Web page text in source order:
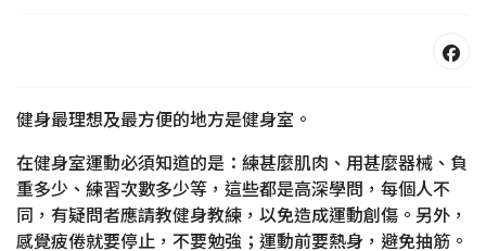
星期一及星期四 10:00am - 7:30pm 星期二、星期三及星期五
健身最理想及最方便的地方是健身室。
在健身室運動必須知道的是：練甚麼肌肉、用甚麼器械、負
重多少、練習次數多少等，這些都是高深學問，每個人不
同，有疑問者應請教健身教練，以免造成運動創傷。另外，
感覺疲倦就要停止，不要勉強；運動前要熱身，避免抽筋。